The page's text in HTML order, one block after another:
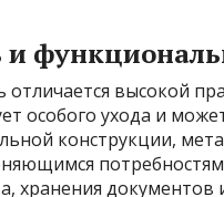
отличается высокой
особого ухода и
конструкции,
хранения